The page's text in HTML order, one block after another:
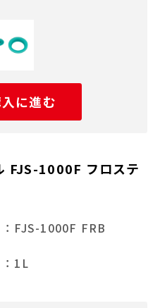
に進む
FJS-1000F フロステ
：FJS-1000F FRB
：1L